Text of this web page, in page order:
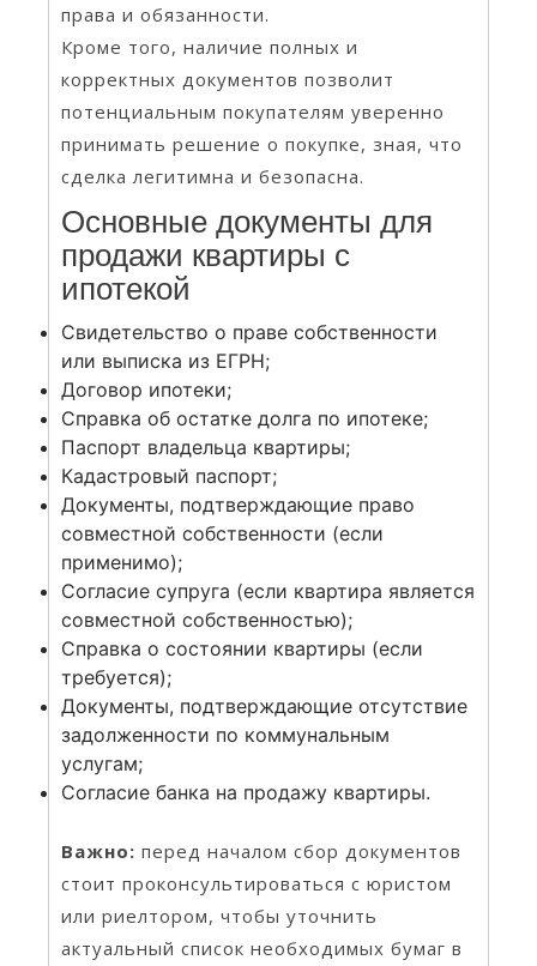
права и обязанности.
Кроме того, наличие полных и
корректных документов позволит
потенциальным покупателям уверенно
принимать решение о покупке, зная, что
сделка легитимна и безопасна.
Основные документы для
продажи квартиры с
ипотекой
Свидетельство о праве собственности
или выписка из ЕГРН;
Договор ипотеки;
Справка об остатке долга по ипотеке;
Паспорт владельца квартиры;
Кадастровый паспорт;
Документы, подтверждающие право
совместной собственности (если
применимо);
Согласие супруга (если квартира является
совместной собственностью);
Справка о состоянии квартиры (если
требуется);
Документы, подтверждающие отсутствие
задолженности по коммунальным
услугам;
Согласие банка на продажу квартиры.
Важно: перед началом сбор документов
стоит проконсультироваться с юристом
или риелтором, чтобы уточнить
актуальный список необходимых бумаг в